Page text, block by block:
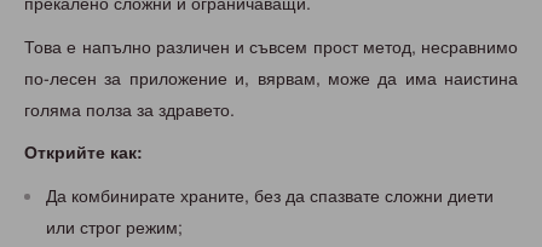
Това е напълно различен и съвсем прост метод, несравнимо
по-лесен за приложение и, вярвам, може да има наистина
голяма полза за здравето.
Открийте как:
Да комбинирате храните, без да спазвате сложни диети
или строг режим;